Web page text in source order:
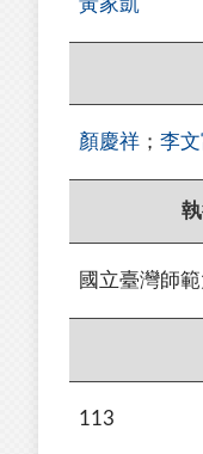
顏慶祥 ； 李文
國立臺灣師
113